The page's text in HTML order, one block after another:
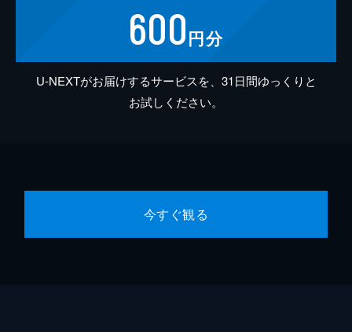
600円分
U-NEXTがお届けするサービスを、31日間ゆっくりと
お試しください。
今すぐ観る